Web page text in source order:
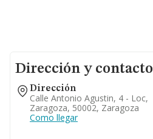
Dirección y contacto
Dirección
Calle Antonio Agustin, 4 - Loc,
Zaragoza, 50002, Zaragoza
Como llegar